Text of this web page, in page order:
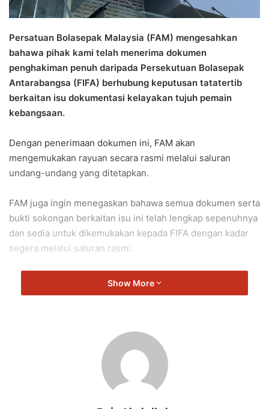
Persatuan Bolasepak Malaysia (FAM) mengesahkan
bahawa pihak kami telah menerima dokumen
penghakiman penuh daripada Persekutuan Bolasepak
Antarabangsa (FIFA) berhubung keputusan tatatertib
berkaitan isu dokumentasi kelayakan tujuh pemain
kebangsaan.
Dengan penerimaan dokumen ini, FAM akan
mengemukakan rayuan secara rasmi melalui saluran
undang-undang yang ditetapkan.
FAM juga ingin menegaskan bahawa semua dokumen serta
bukti sokongan berkaitan isu ini telah lengkap sepenuhnya
dan sedia untuk dikemukakan kepada FIFA dengan kadar
segera melalui saluran rasmi.
FAM memandang serius beberapa kesimpulan,
khususnya dakwaan bahawa para pemain “memperoleh
FAM menegaskan bahawa tiada sebarang bukti yang
menyokong dakwaan ini telah dikemukakan oleh FIFA.
Show More